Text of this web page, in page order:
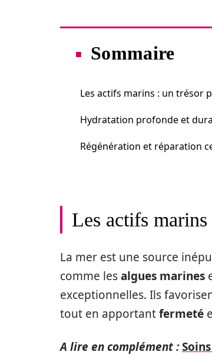
Sommaire
Les actifs marins : un trésor
Hydratation profonde et
Régénération et réparation
Les actifs
La mer est une source
comme lesalgues marines
exceptionnelles. Ils
tout en apportantfermeté
A lire en complément :